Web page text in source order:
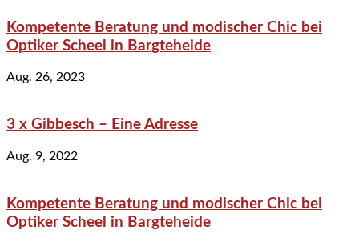
Kompetente Beratung und modischer Chic bei
Optiker Scheel in Bargteheide
Aug. 26, 2023
3 x Gibbesch – Eine Adresse
Aug. 9, 2022
Kompetente Beratung und modischer Chic bei
Optiker Scheel in Bargteheide